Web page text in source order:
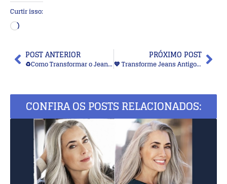
Curtir isso:
POST ANTERIOR
♻️Como Transformar o Jeans Velho em Peças Decorativas Charmosas
PRÓXIMO POST
💙 Transforme Jeans Antigos em Peças Incríveis com Essas Ideias DIY
CONFIRA OS POSTS RELACIONADOS: